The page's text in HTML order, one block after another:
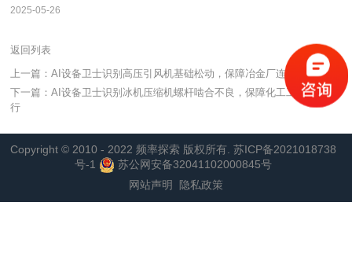
2025-05-26
返回列表
上一篇：AI设备卫士识别高压引风机基础松动，保障冶金厂连续运行
下一篇：AI设备卫士识别冰机压缩机螺杆啮合不良，保障化工工厂连续运
行
Copyright © 2010 - 2022 频率探索 版权所有. 苏ICP备2021018738
号-1
苏公网安备32041102000845号
网站声明
隐私政策